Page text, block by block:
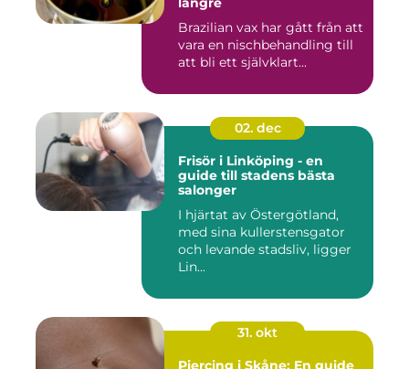
Brazilian vax har gått från att
vara en nischbehandling till
att bli ett självklart...
02. dec
Frisör i Linköping - en
guide till stadens bästa
salonger
I hjärtat av Östergötland,
med sina kullerstensgator
och levande stadsliv, ligger
Lin...
31. okt
Piercing i Skåne: En guide